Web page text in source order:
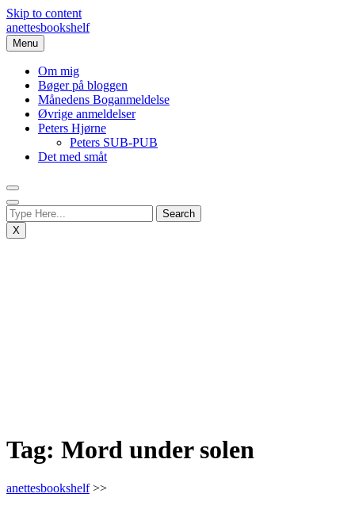
Skip to content
anettesbookshelf
Menu
Om mig
Bøger på bloggen
Månedens Boganmeldelse
Øvrige anmeldelser
Peters Hjørne
Peters SUB-PUB
Det med småt
X
Tag: Mord under solen
anettesbookshelf>>